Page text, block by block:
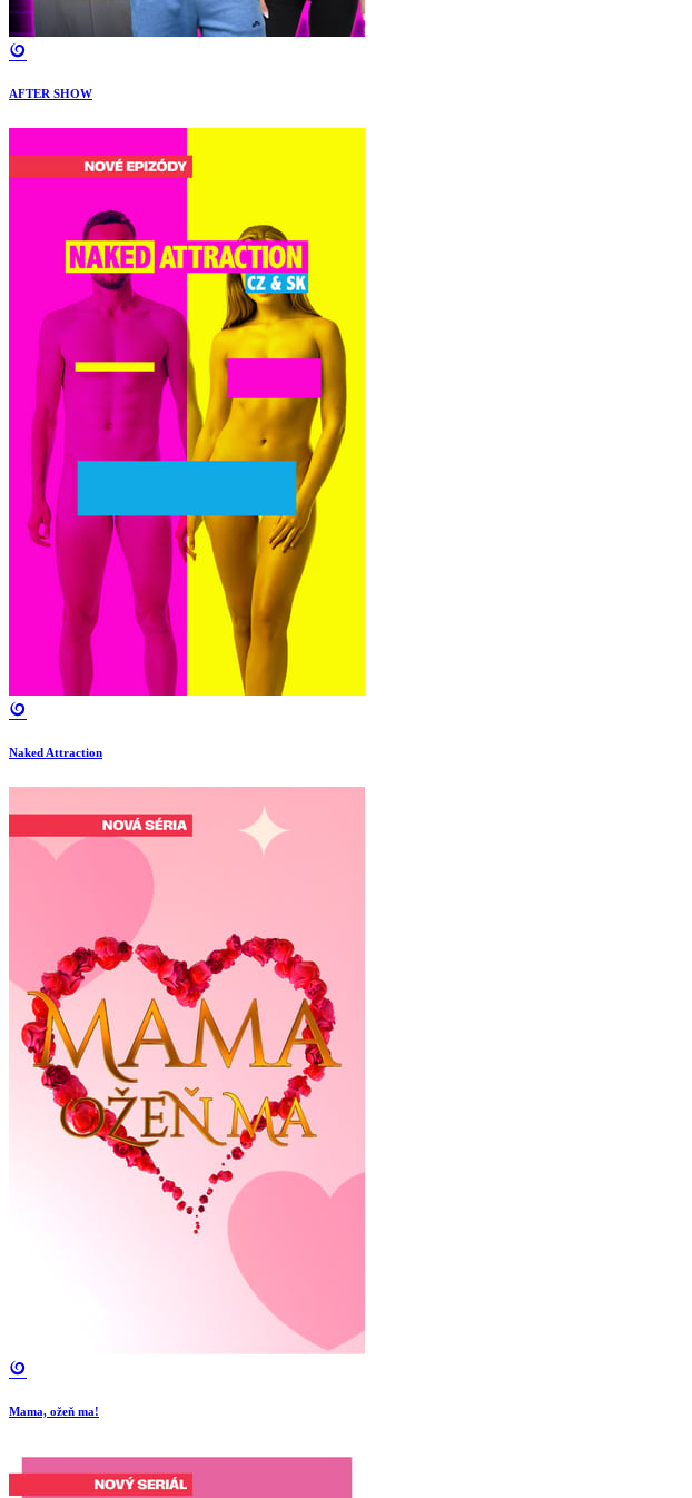
AFTER SHOW
Naked Attraction
Mama, ožeň ma!